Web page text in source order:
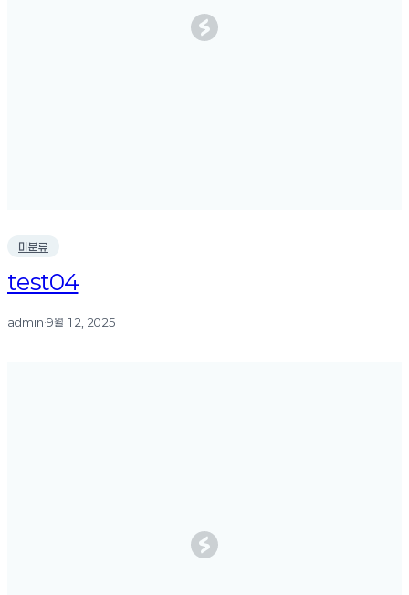
미분류
test04
admin·9월 12, 2025